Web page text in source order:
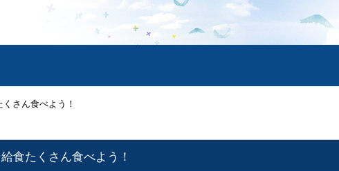
さん食べよう！
食たくさん食べよう！